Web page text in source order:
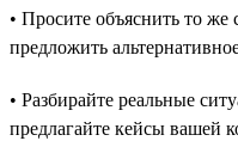
• Просите объяснить то
предложить
• Разбирайте реальные
предлагайте кейсы вашей